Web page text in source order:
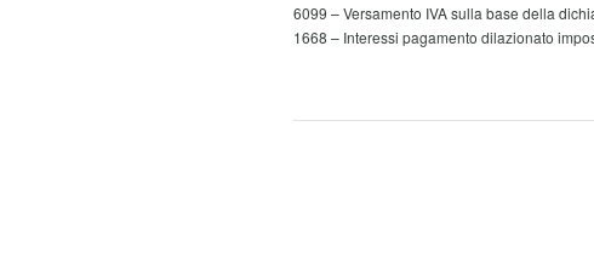
6099 – Versamento IVA sulla base della
1668 – Interessi pagamento dilazionato